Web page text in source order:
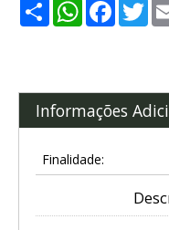
ShareWhatsApp
Informações
Finalidade: